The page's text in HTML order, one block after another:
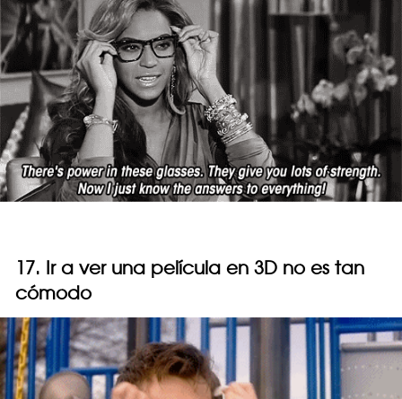
17. Ir a ver una película en 3D no es tan
cómodo